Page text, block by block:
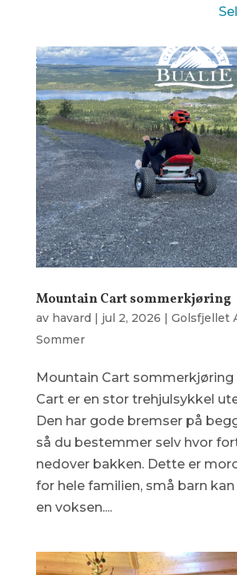
Mountain Cart sommerkjøring
av havard | jul 2, 2026 | Golsfjellet
Sommer
Mountain Cart
Cart er en stor trehjulsykkel
Den har gode bremser på
så du bestemmer selv hvor
nedover bakken. Dette er
for hele familien, små barn
en voksen....